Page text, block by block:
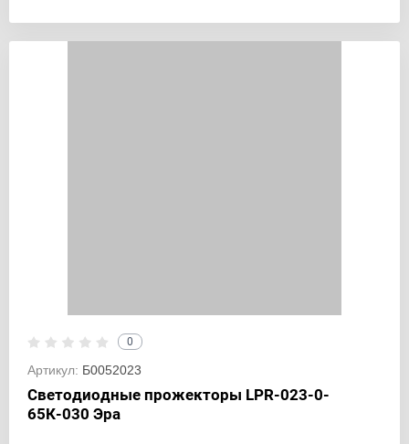
0
Артикул: Б0052023
Светодиодные прожекторы LPR-023-0-
65К-030 Эра